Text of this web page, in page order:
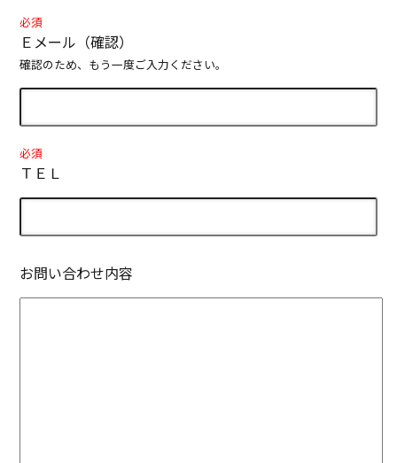
必須
Ｅメール（確認）
確認のため、もう一度ご入力ください。
必須
ＴＥＬ
お問い合わせ内容